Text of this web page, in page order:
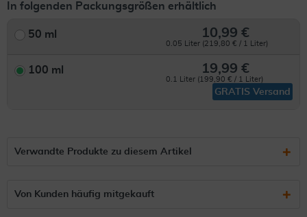
In folgenden Packungsgrößen erhältlich
50 ml 10,99 €
0.05 Liter (219,80 € / 1 Liter)
100 ml 19,99 €
0.1 Liter (199,90 € / 1 Liter)
GRATIS Versand
Verwandte Produkte zu diesem Artikel
Von Kunden häufig mitgekauft